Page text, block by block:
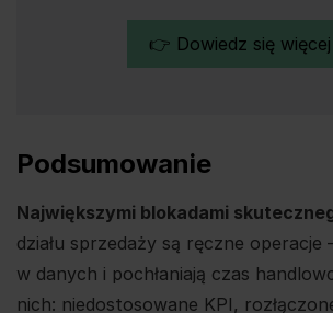
👉 Dowiedz się więcej
Podsumowanie
Największymi blokadami
działu sprzedaży są ręczne operacje
w danych i pochłaniają czas
nich: niedostosowane KPI,